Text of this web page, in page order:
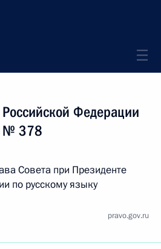
Федерации
№ 378
Совета при Президенте
по русскому языку
pravo.gov.ru